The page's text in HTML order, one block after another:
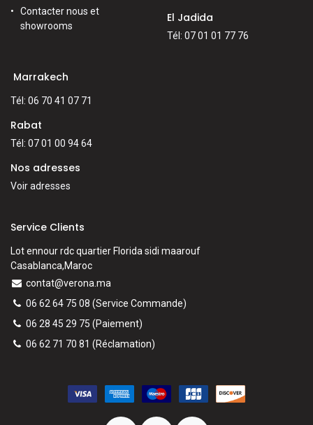
Contacter nous et
showrooms
El Jadida
Tél: 07 01 01 77 76
Marrakech
Tél: 06 70 41 07 71
Rabat
Tél: 07 01 00 94 64
Nos adresses
Voir adresses
Service Clients
Lot ennour rdc quartier Florida sidi maarouf
Casablanca,Maroc
contat@verona.ma
06 62 64 75 08 (Service Commande)
06 28 45 29 75 (Paiement)
06 62 71 70 81 (Réclamation)